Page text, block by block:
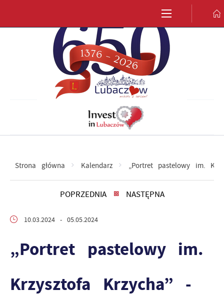
Strona główna Kalendarz „Portret pastelowy im.
POPRZEDNIA NASTĘPNA
10.03.2024 - 05.05.2024
„Portret pastelowy im.
Krzysztofa Krzycha” -